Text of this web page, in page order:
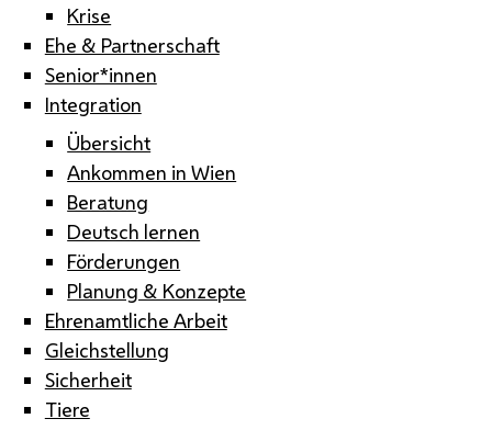
Krise
Ehe & Partnerschaft
Senior*innen
Integration
Übersicht
Ankommen in Wien
Beratung
Deutsch lernen
Förderungen
Planung & Konzepte
Ehrenamtliche Arbeit
Gleichstellung
Sicherheit
Tiere